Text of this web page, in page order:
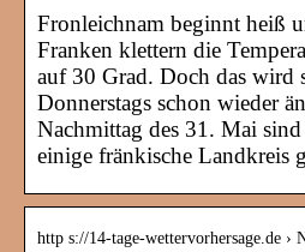
Fronleichnam beginnt heiß
Franken klettern die
auf 30 Grad. Doch das wird
Donnerstags schon wieder
Nachmittag des 31. Mai
einige fränkische Landkreis
http s://14-tage-wettervorhersage.de ›